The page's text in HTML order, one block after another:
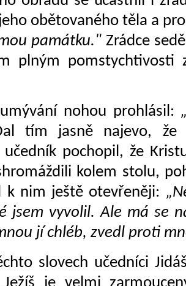
obě­tovaného těla a
památku." Zrádce
plným pomstychtivosti
nohou prohlásil:
tím jasně najevo, že
učedník pochopil, že
kolem stolu,
k nim ještě otevřeněji:
jsem vyvolil. Ale má se
jí chléb, zvedl proti
slovech učedníci